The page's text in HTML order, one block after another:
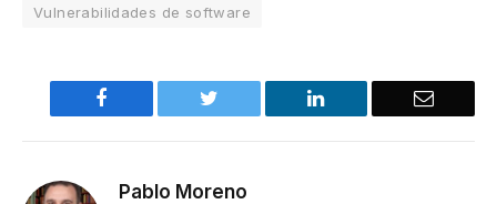
Vulnerabilidades de software
Facebook Twitter LinkedIn Email
Pablo Moreno